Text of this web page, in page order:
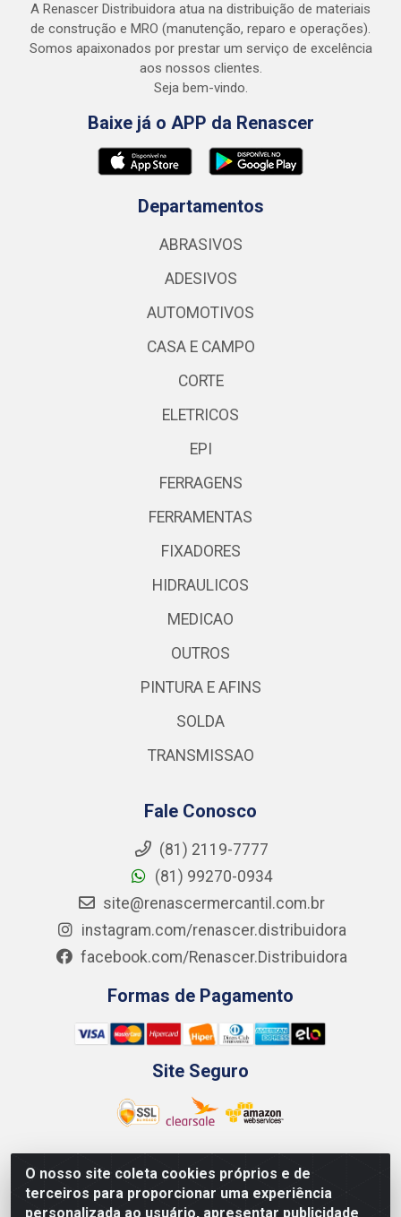
O nosso site coleta cookies próprios e de
terceiros para proporcionar uma experiência
personalizada ao usuário, apresentar publicidade
A Renascer Distribuidora atua na distribuição de materiais
de construção e MRO (manutenção, reparo e operações).
Somos apaixonados por prestar um serviço de excelência
aos nossos clientes.
Seja bem-vindo.
Baixe já o APP da Renascer
Departamentos
ABRASIVOS
ADESIVOS
AUTOMOTIVOS
CASA E CAMPO
CORTE
ELETRICOS
EPI
FERRAGENS
FERRAMENTAS
FIXADORES
HIDRAULICOS
MEDICAO
OUTROS
PINTURA E AFINS
SOLDA
TRANSMISSAO
Fale Conosco
(81) 2119-7777
(81) 99270-0934
site@renascermercantil.com.br
instagram.com/renascer.distribuidora
facebook.com/Renascer.Distribuidora
Formas de Pagamento
Site Seguro
Renascer Distribuidora - Rua São Miguel, 1845 -
Afogados - Recife / PE - CEP 50850-000 - CNPJ